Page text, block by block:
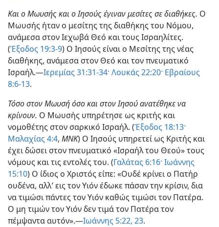
Και ο Μωυσής και ο Ιησούς έγιναν μεσίτες σε διαθήκες. Ο
Μωυσής ήταν ο μεσίτης της διαθήκης του Νόμου,
ανάμεσα στον Ιεχωβά Θεό και τους Ισραηλίτες.
(Έξοδος 19:3-9) Ο Ιησούς είναι ο Μεσίτης της νέας
διαθήκης, ανάμεσα στον Θεό και τον πνευματικό
Ισραήλ.—Ιερεμίας 31:31-34· Λουκάς 22:20· Εβραίους
8:6-13.
Τόσο στον Μωυσή όσο και στον Ιησού ανατέθηκε να
κρίνουν. Ο Μωυσής υπηρέτησε ως κριτής και
νομοθέτης στον σαρκικό Ισραήλ. (Έξοδος 18:13·
Μαλαχίας 4:4, ΜΝΚ) Ο Ιησούς υπηρετεί ως Κριτής και
έχει δώσει στον πνευματικό «Ισραήλ του Θεού» τους
νόμους και τις εντολές του. (Γαλάτας 6:16· Ιωάννης
15:10) Ο ίδιος ο Χριστός είπε: «Ουδέ κρίνει ο Πατήρ
ουδένα, αλλ’ εις τον Υιόν έδωκε πάσαν την κρίσιν, δια
να τιμώσι πάντες τον Υιόν καθώς τιμώσι τον Πατέρα.
Ο μη τιμών τον Υιόν δεν τιμά τον Πατέρα τον
πέμψαντα αυτόν».—Ιωάννης 5:22, 23.